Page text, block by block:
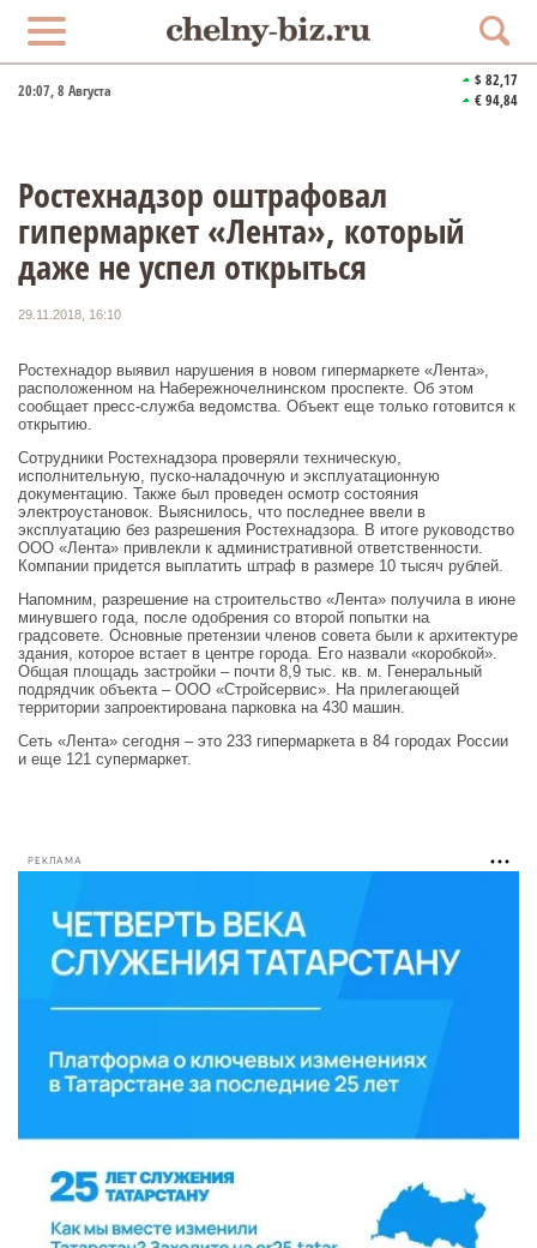
20:07, 8 Августа
$ 82,17
€ 94,84
Ростехнадзор оштрафовал
гипермаркет «Лента», который
даже не успел открыться
29.11.2018, 16:10
Ростехнадор выявил нарушения в новом гипермаркете «Лента»,
расположенном на Набережночелнинском проспекте. Об этом
сообщает пресс-служба ведомства. Объект еще только готовится к
открытию.
Сотрудники Ростехнадзора проверяли техническую,
исполнительную, пуско-наладочную и эксплуатационную
документацию. Также был проведен осмотр состояния
электроустановок. Выяснилось, что последнее ввели в
эксплуатацию без разрешения Ростехнадзора. В итоге руководство
ООО «Лента» привлекли к административной ответственности.
Компании придется выплатить штраф в размере 10 тысяч рублей.
Напомним, разрешение на строительство «Лента» получила в июне
минувшего года, после одобрения со второй попытки на
градсовете. Основные претензии членов совета были к архитектуре
здания, которое встает в центре города. Его назвали «коробкой».
Общая площадь застройки – почти 8,9 тыс. кв. м. Генеральный
подрядчик объекта – ООО «Стройсервис». На прилегающей
территории запроектирована парковка на 430 машин.
Сеть «Лента» сегодня – это 233 гипермаркета в 84 городах России
и еще 121 супермаркет.
РЕКЛАМА